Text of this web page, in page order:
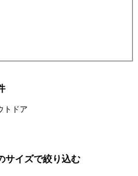
トドア
サイズで絞り込む